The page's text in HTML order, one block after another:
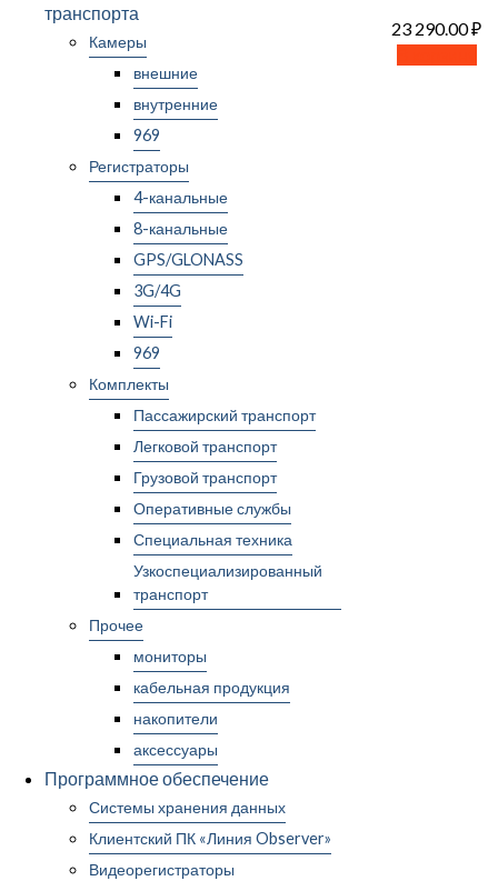
транспорта
Камеры
внешние
внутренние
969
Регистраторы
4-канальные
8-канальные
GPS/GLONASS
3G/4G
Wi-Fi
969
Комплекты
Пассажирский транспорт
Легковой транспорт
Грузовой транспорт
Оперативные службы
Специальная техника
Узкоспециализированный
транспорт
Прочее
мониторы
кабельная продукция
накопители
аксессуары
Программное обеспечение
Системы хранения данных
Клиентский ПК «Линия Observer»
Видеорегистраторы
23 290.00₽